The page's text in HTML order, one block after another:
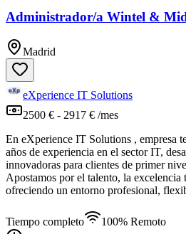
Administrador/a Wintel &
Madrid
eXperience IT Solutions
2500 € - 2917 € /mes
En eXperience IT Solutions , empresa
años de experiencia en el sector IT,
innovadoras para clientes de primer
Apostamos por el talento, la
ofreciendo un entorno profesional,
Tiempo completo
100% Remoto